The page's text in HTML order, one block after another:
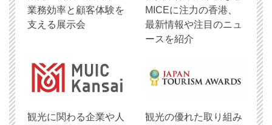
業務効率と顧客体験を
支える展示会
MICEに注力の香港、
最新情報や注目のニュ
ースを紹介
観光に関わる企業や人
観光の優れた取り組み